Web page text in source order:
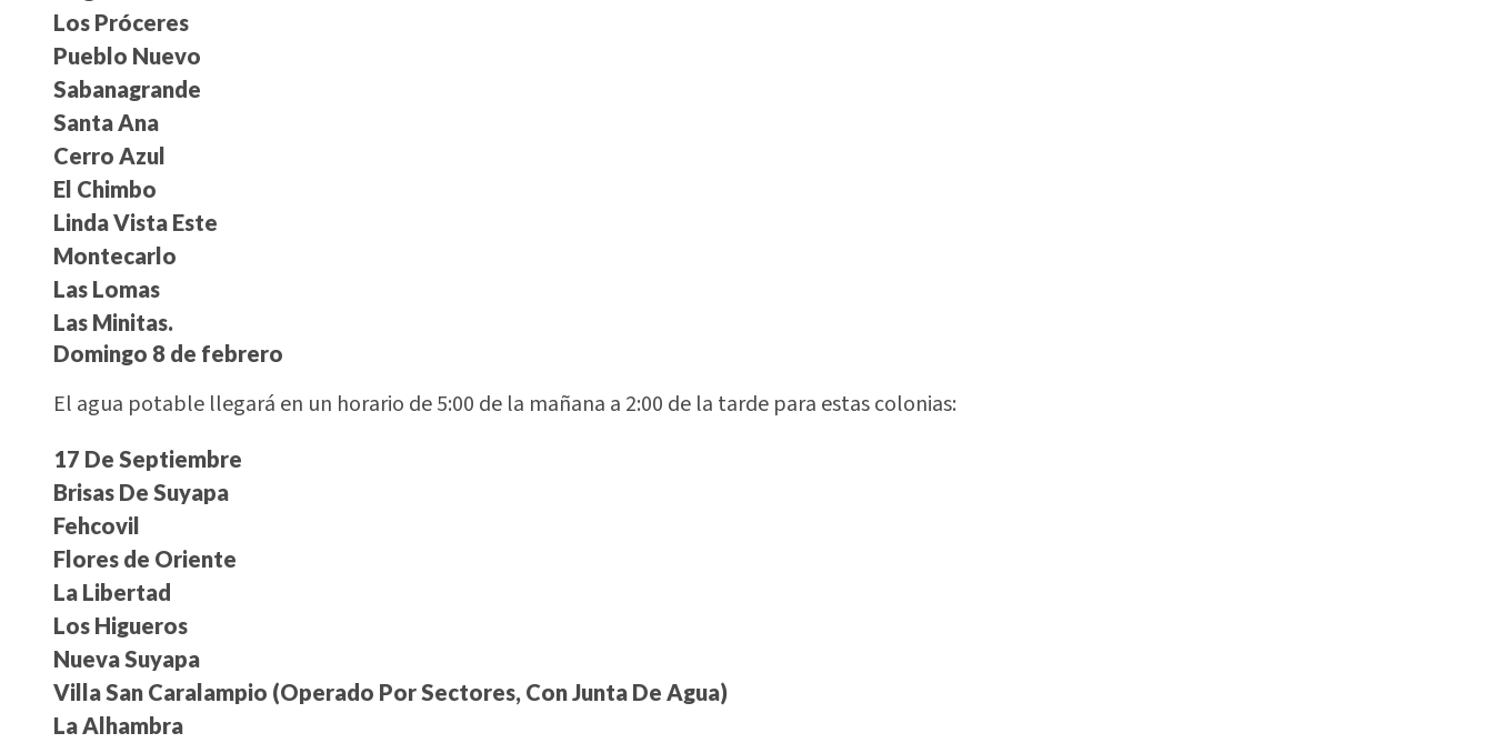
Los Próceres
Pueblo Nuevo
Sabanagrande
Santa Ana
Cerro Azul
El Chimbo
Linda Vista Este
Montecarlo
Las Lomas
Las Minitas.
Domingo 8 de febrero
El agua potable llegará en un horario de 5:00 de la mañana a 2:00 de la tarde para estas colonias:
17 De Septiembre
Brisas De Suyapa
Fehcovil
Flores de Oriente
La Libertad
Los Higueros
Nueva Suyapa
Villa San Caralampio (Operado Por Sectores, Con Junta De Agua)
La Alhambra